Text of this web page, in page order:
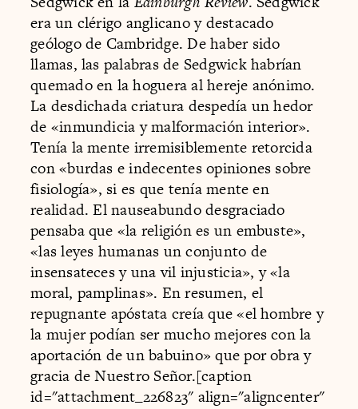
era un clérigo anglicano y destacado
geólogo de Cambridge. De haber sido
llamas, las palabras de Sedgwick habrían
quemado en la hoguera al hereje anónimo.
La desdichada criatura despedía un hedor
de «inmundicia y malformación interior».
Tenía la mente irremisiblemente retorcida
con «burdas e indecentes opiniones sobre
fisiología», si es que tenía mente en
realidad. El nauseabundo desgraciado
pensaba que «la religión es un embuste»,
«las leyes humanas un conjunto de
insensateces y una vil injusticia», y «la
moral, pamplinas». En resumen, el
repugnante apóstata creía que «el hombre y
la mujer podían ser mucho mejores con la
aportación de un babuino» que por obra y
gracia de Nuestro Señor.[caption
id="attachment_226823" align="aligncenter"